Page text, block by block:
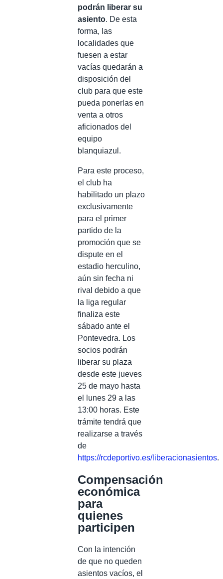
podrán liberar su
asiento. De esta
forma, las
localidades que
fuesen a estar
vacías quedarán a
disposición del
club para que este
pueda ponerlas en
venta a otros
aficionados del
equipo
blanquiazul.
Para este proceso,
el club ha
habilitado un plazo
exclusivamente
para el primer
partido de la
promoción que se
dispute en el
estadio herculino,
aún sin fecha ni
rival debido a que
la liga regular
finaliza este
sábado ante el
Pontevedra. Los
socios podrán
liberar su plaza
desde este jueves
25 de mayo hasta
el lunes 29 a las
13:00 horas. Este
trámite tendrá que
realizarse a través
de
https://rcdeportivo.es/liberacionasientos.
Compensación
económica
para
quienes
participen
Con la intención
de que no queden
asientos vacíos, el